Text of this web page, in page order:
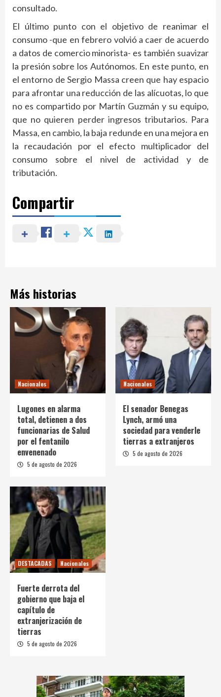
consultado.
El último punto con el objetivo de reanimar el
consumo -que en febrero volvió a caer de acuerdo
a datos de comercio minorista- es también suavizar
la presión sobre los Autónomos. En este punto, en
el entorno de Sergio Massa creen que hay espacio
para afrontar una reducción de las alícuotas, lo que
no es compartido por Martín Guzmán y su equipo,
que no quieren perder ingresos tributarios. Para
Massa, en cambio, la baja redunde en una mejora en
la recaudación por el efecto multiplicador del
consumo sobre el nivel de actividad y de
tributación.
Compartir
Más historias
Nacionales
Lugones en alarma
total, detienen a dos
funcionarias de Salud
por el fentanilo
envenenado
5 de agosto de 2026
Nacionales
El senador Benegas
Lynch, armó una
sociedad para venderle
tierras a extranjeros
5 de agosto de 2026
DESTACADAS Nacionales
Fuerte derrota del
gobierno que baja el
capítulo de
extranjerización de
tierras
5 de agosto de 2026